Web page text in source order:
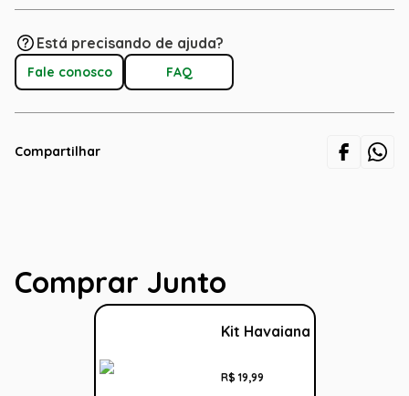
Está precisando de ajuda?
Fale conosco FAQ
Compartilhar
Comprar Junto
Kit Havaiana
R$ 19,99